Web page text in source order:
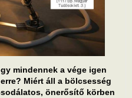
mindennek a vége igen
Miért áll a bölcsesség
önerősítő körben